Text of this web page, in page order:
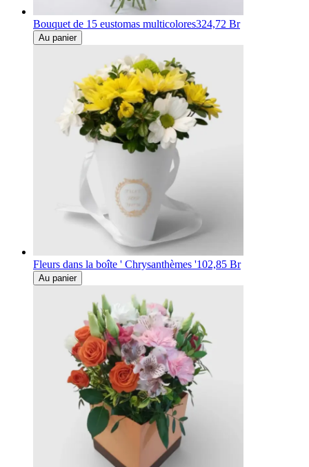
Bouquet de 15 eustomas multicolores324,72 Br
Au panier
Fleurs dans la boîte ' Chrysanthèmes '102,85 Br
Au panier